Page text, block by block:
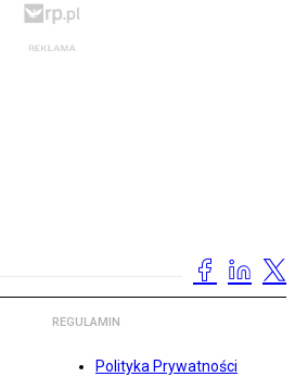
REGULAMIN
Polityka Prywatności